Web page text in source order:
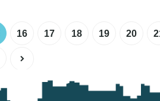
16 17 18 19 20